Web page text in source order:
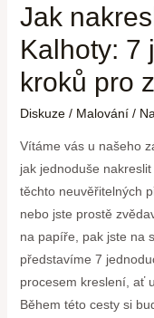
Jak
Kalhoty: 7
kroků pro
Diskuze / Malování/
Vítáme vás u našeho
jak jednoduše
těchto neuvěřitelných
nebo jste prostě
na papíře, pak jste na
představíme 7
procesem kreslení, ať
Během této cesty si